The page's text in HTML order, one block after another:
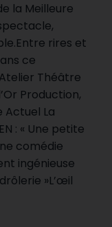
la Meilleure
rires et
ce
Théâtre
Production,
Actuel La
: « Une petite
comédie
ingénieuse
»L’œil